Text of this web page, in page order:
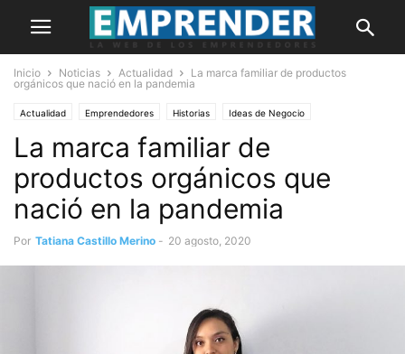
Inicio Noticias Actualidad
La marca familiar de productos
orgánicos que nació en la pandemia
Actualidad Emprendedores Historias Ideas de Negocio
La marca familiar de
productos orgánicos que
nació en la pandemia
Por Tatiana Castillo Merino - 20 agosto, 2020